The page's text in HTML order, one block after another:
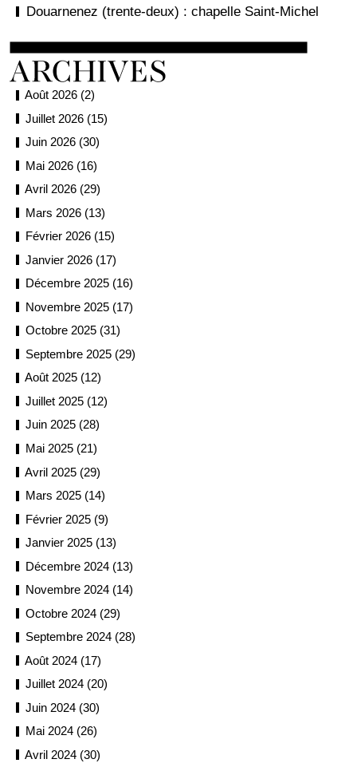
Douarnenez (trente-deux) : chapelle Saint-Michel
Août 2026 (2)
Juillet 2026 (15)
Juin 2026 (30)
Mai 2026 (16)
Avril 2026 (29)
Mars 2026 (13)
Février 2026 (15)
Janvier 2026 (17)
Décembre 2025 (16)
Novembre 2025 (17)
Octobre 2025 (31)
Septembre 2025 (29)
Août 2025 (12)
Juillet 2025 (12)
Juin 2025 (28)
Mai 2025 (21)
Avril 2025 (29)
Mars 2025 (14)
Février 2025 (9)
Janvier 2025 (13)
Décembre 2024 (13)
Novembre 2024 (14)
Octobre 2024 (29)
Septembre 2024 (28)
Août 2024 (17)
Juillet 2024 (20)
Juin 2024 (30)
Mai 2024 (26)
Avril 2024 (30)